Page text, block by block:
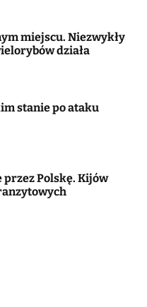
miejscu. Niezwykły
działa
stanie po ataku
przez Polskę. Kijów